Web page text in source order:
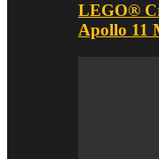
LEGO®
Apollo 11